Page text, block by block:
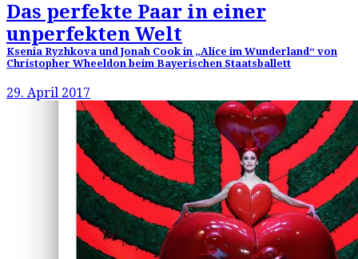
Das perfekte Paar in einer
unperfekten Welt
Ksenia Ryzhkova und Jonah Cook in „Alice im Wunderland“ von
Christopher Wheeldon beim Bayerischen Staatsballett
29. April 2017